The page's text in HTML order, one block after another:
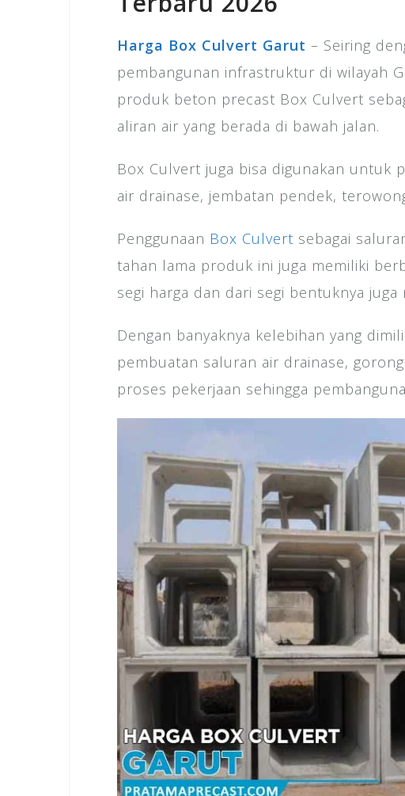
Harga Box Culvert Garut – Seiring
pembangunan infrastruktur di wilayah
produk beton precast Box Culvert
aliran air yang berada di bawah jalan.
Box Culvert juga bisa digunakan untuk
air drainase, jembatan pendek,
Penggunaan Box Culvert sebagai
tahan lama produk ini juga memiliki
segi harga dan dari segi bentuknya
Dengan banyaknya kelebihan yang
pembuatan saluran air drainase,
proses pekerjaan sehingga